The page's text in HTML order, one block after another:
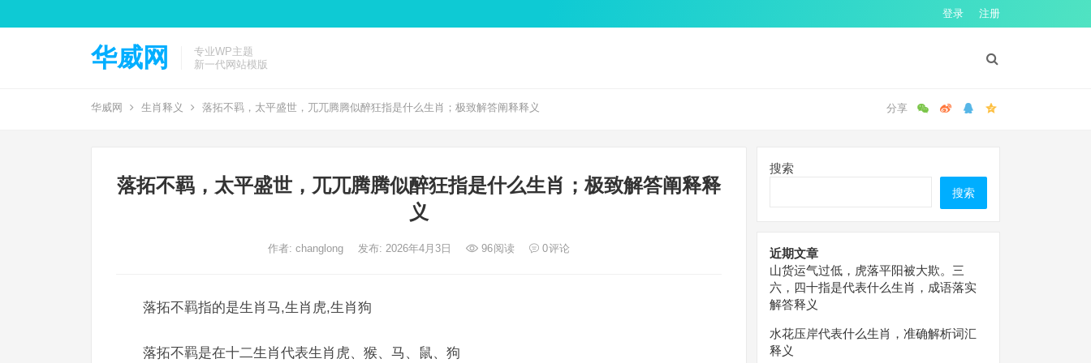
登录 注册
华威网
专业WP主题
新一代网站模版
华威网 生肖释义 落拓不羁，太平盛世，兀兀腾腾似醉狂指是什么生肖；极致解答阐释释义
落拓不羁，太平盛世，兀兀腾腾似醉狂指是什么生肖；极致解答阐释释
义
作者: changlong 发布: 2026年4月3日 96阅读 0评论
落拓不羁指的是生肖马,生肖虎,生肖狗
落拓不羁是在十二生肖代表生肖虎、猴、马、鼠、狗
搜索
搜索
近期文章
山货运气过低，虎落平阳被大欺。三
六，四十指是代表什么生肖，成语落实
解答释义
水花压岸代表什么生肖，准确解析词汇
释义